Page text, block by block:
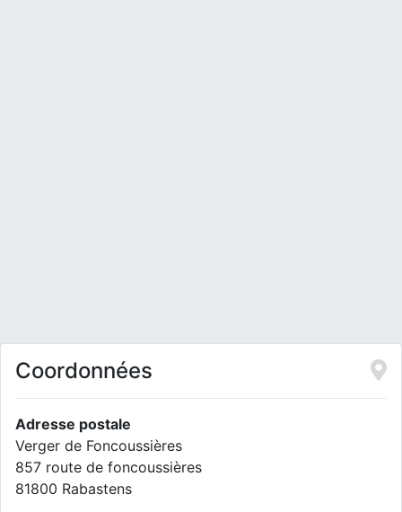
Coordonnées
Adresse postale
Verger de Foncoussières
857 route de foncoussières
81800 Rabastens